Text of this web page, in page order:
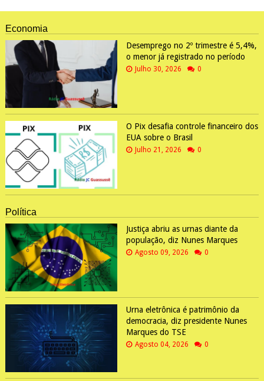
Economia
Desemprego no 2º trimestre é 5,4%,
o menor já registrado no período
Julho 30, 2026 0
O Pix desafia controle financeiro dos
EUA sobre o Brasil
Julho 21, 2026 0
Política
Justiça abriu as urnas diante da
população, diz Nunes Marques
Agosto 09, 2026 0
Urna eletrônica é patrimônio da
democracia, diz presidente Nunes
Marques do TSE
Agosto 04, 2026 0